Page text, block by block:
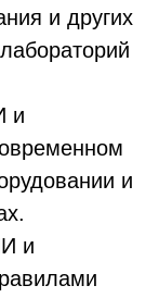
и других
и
и
и